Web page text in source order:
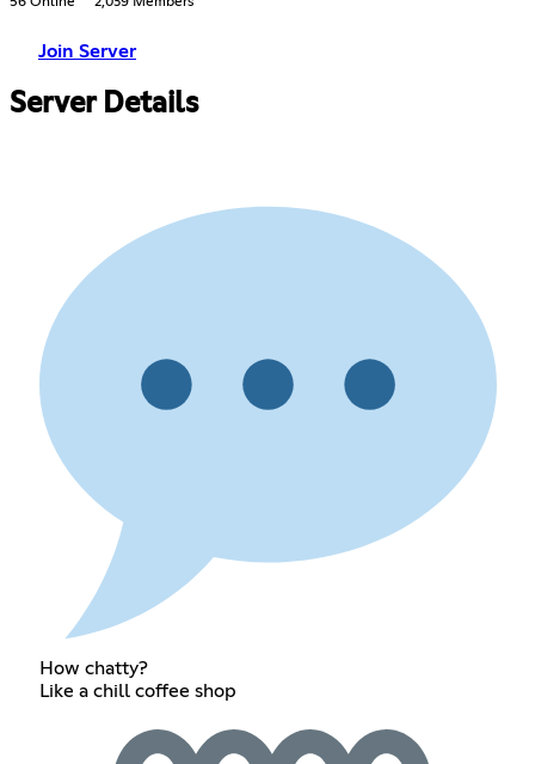
Join Server
Server Details
How chatty?
Like a chill coffee shop